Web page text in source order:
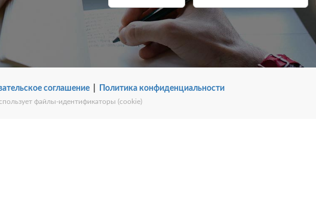
соглашение| Политика конфиденциальности
файлы-идентификаторы (cookie)